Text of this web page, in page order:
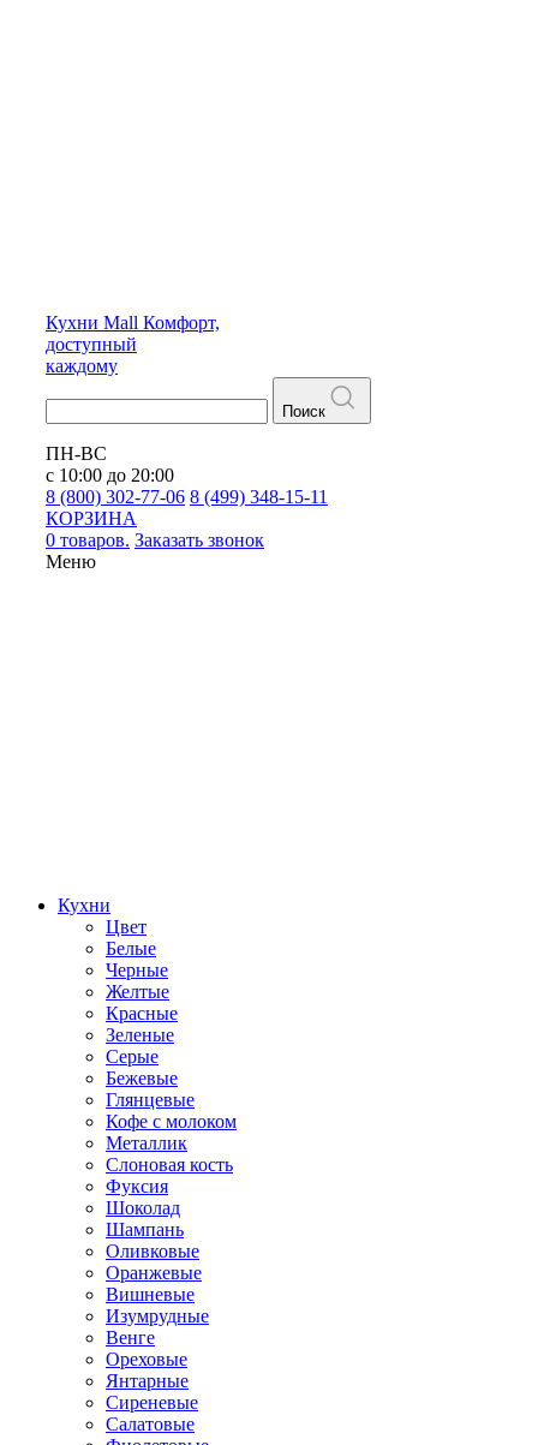
Кухни Mall Комфорт,
доступный
каждому
Поиск
ПН-ВС
с 10:00 до 20:00
8 (800) 302-77-06 8 (499) 348-15-11
КОРЗИНА
0 товаров. Заказать звонок
Меню
Кухни
Цвет
Белые
Черные
Желтые
Красные
Зеленые
Серые
Бежевые
Глянцевые
Кофе с молоком
Металлик
Слоновая кость
Фуксия
Шоколад
Шампань
Оливковые
Оранжевые
Вишневые
Изумрудные
Венге
Ореховые
Янтарные
Сиреневые
Салатовые